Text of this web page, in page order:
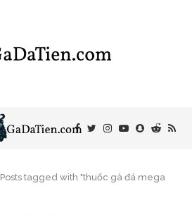
Posts tagged with "thuốc gà đá mega